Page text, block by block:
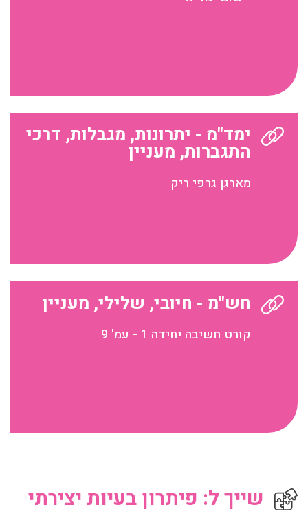
ימד"מ - יתרונות, מגבלות, דרכי
התגברות, מעניין
מארגן גרפי ריק
חש"מ - חיובי, שלילי, מעניין
קורט חשיבה יחידה 1 - עמ' 9
שייך ל: פיתרון בעיות יצירתי